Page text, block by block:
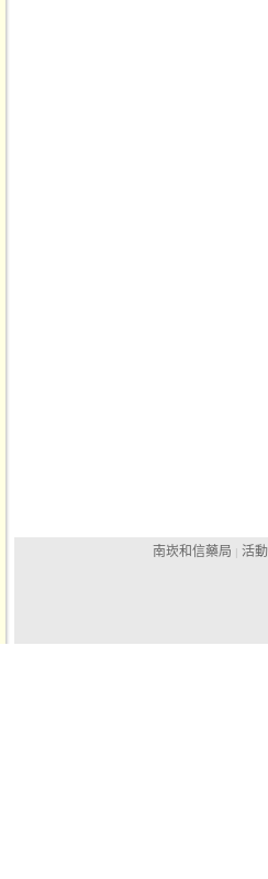
南崁和信藥局 | 活